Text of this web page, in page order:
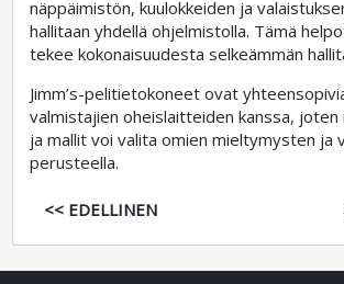
näppäimistön, kuulokkeiden ja
hallitaan yhdellä ohjelmistolla. Tämä
tekee kokonaisuudesta selkeämmän
Jimm’s-pelitietokoneet ovat
valmistajien oheislaitteiden kanssa, joten
ja mallit voi valita omien mieltymysten ja
perusteella.
<< EDELLINEN